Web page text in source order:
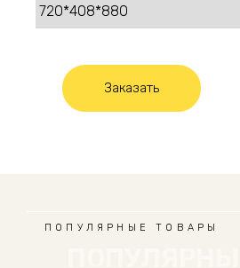
Заказать
ПОПУЛЯРНЫЕ ТОВАРЫ